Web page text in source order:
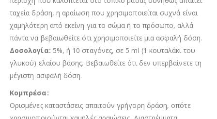
ταχεία δράση, η αραίωση που χρησιμοποιείται συχνά είναι
χαμηλότερη από εκείνη για το σώμα ή το πρόσωπο, αλλά
πάντα να βεβαιωθείτε ότι χρησιμοποιείτε μια ασφαλή δόση.
Δοσολογία: 5%, ή 10 σταγόνες, σε 5 ml (1 κουταλάκι του
γλυκού) ελαίου βάσης. Βεβαιωθείτε ότι δεν υπερβαίνετε τη
μέγιστη ασφαλή δόση.
Κομπρέσα:
Ορισμένες καταστάσεις απαιτούν γρήγορη δράση, οπότε